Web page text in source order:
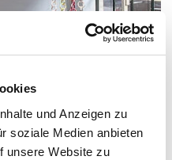
und Anzeigen zu
soziale Medien anbieten
unsere Website zu